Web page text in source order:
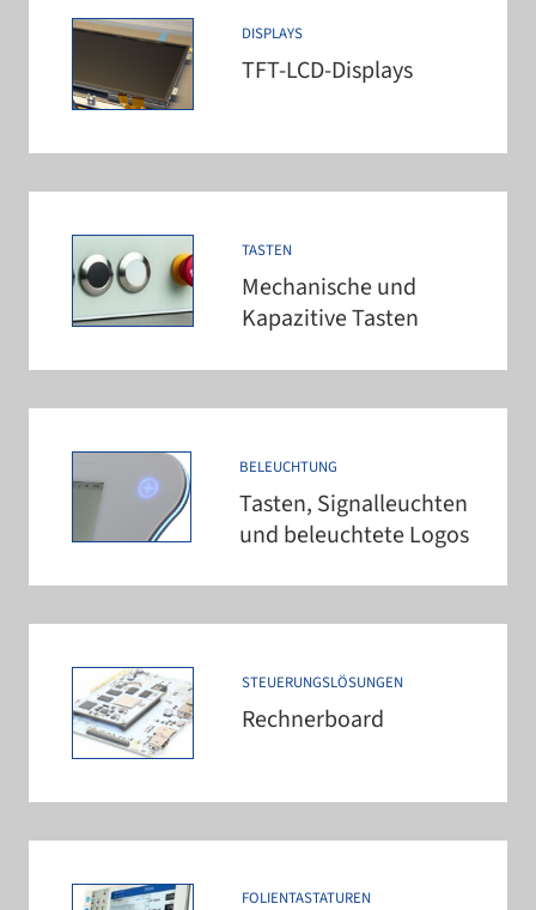
DISPLAYS
TFT-​LCD-​Displays
TASTEN
Mechanische und
Kapazitive Tasten
BELEUCHTUNG
Tasten, Signalleuchten
und beleuch­tete Logos
STEUERUNGSLÖSUNGEN
Rechnerboard
FOLIENTASTATUREN